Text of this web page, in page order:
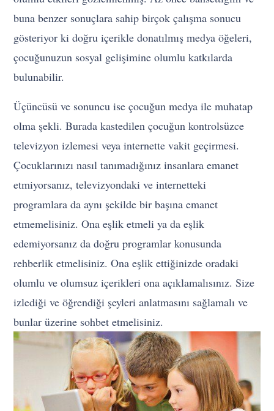
buna benzer sonuçlara sahip birçok çalışma sonucu
gösteriyor ki doğru içerikle donatılmış medya öğeleri,
çocuğunuzun sosyal gelişimine olumlu katkılarda
bulunabilir.
Üçüncüsü ve sonuncu ise çocuğun medya ile muhatap
olma şekli. Burada kastedilen çocuğun kontrolsüzce
televizyon izlemesi veya internette vakit geçirmesi.
Çocuklarınızı nasıl tanımadığınız insanlara emanet
etmiyorsanız, televizyondaki ve internetteki
programlara da aynı şekilde bir başına emanet
etmemelisiniz. Ona eşlik etmeli ya da eşlik
edemiyorsanız da doğru programlar konusunda
rehberlik etmelisiniz. Ona eşlik ettiğinizde oradaki
olumlu ve olumsuz içerikleri ona açıklamalısınız. Size
izlediği ve öğrendiği şeyleri anlatmasını sağlamalı ve
bunlar üzerine sohbet etmelisiniz.